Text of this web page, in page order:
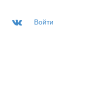
Войти